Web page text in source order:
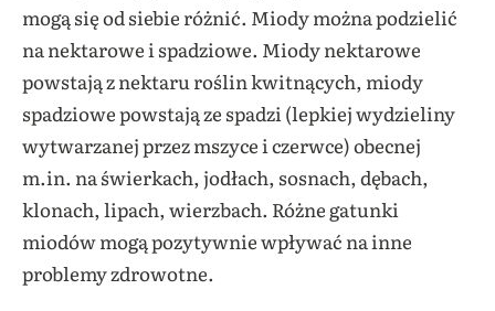
mogą się od siebie różnić. Miody można podzielić
na nektarowe i spadziowe. Miody nektarowe
powstają z nektaru roślin kwitnących, miody
spadziowe powstają ze spadzi (lepkiej wydzieliny
wytwarzanej przez mszyce i czerwce) obecnej
m.in. na świerkach, jodłach, sosnach, dębach,
klonach, lipach, wierzbach. Różne gatunki
miodów mogą pozytywnie wpływać na inne
problemy zdrowotne.